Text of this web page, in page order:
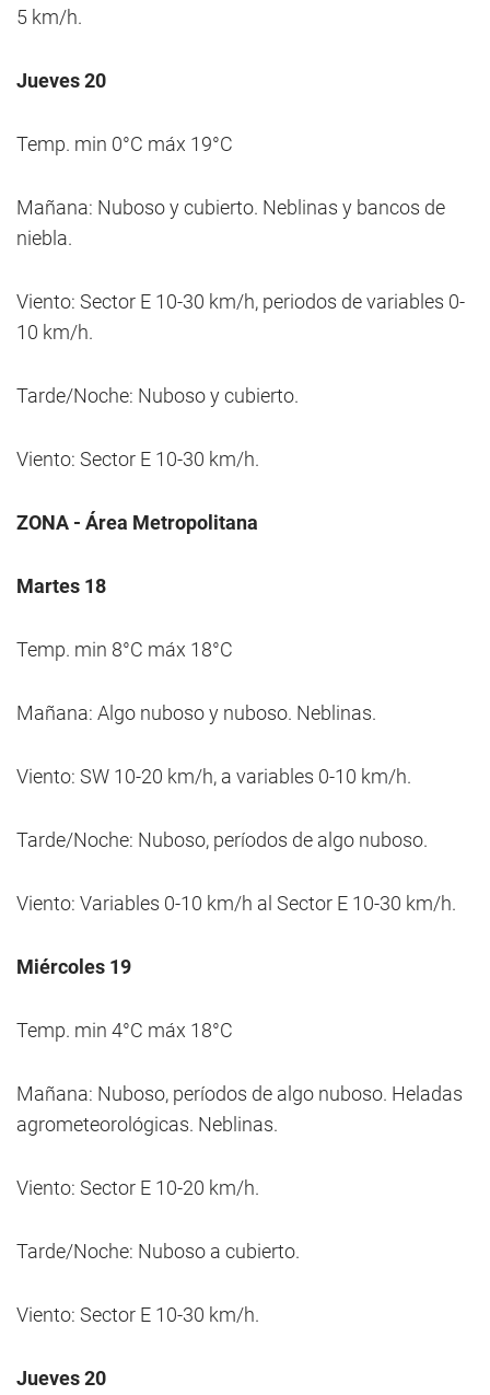
5 km/h.
Jueves 20
Temp. min 0°C máx 19°C
Mañana: Nuboso y cubierto. Neblinas y bancos de
niebla.
Viento: Sector E 10-30 km/h, periodos de variables 0-
10 km/h.
Tarde/Noche: Nuboso y cubierto.
Viento: Sector E 10-30 km/h.
ZONA - Área Metropolitana
Martes 18
Temp. min 8°C máx 18°C
Mañana: Algo nuboso y nuboso. Neblinas.
Viento: SW 10-20 km/h, a variables 0-10 km/h.
Tarde/Noche: Nuboso, períodos de algo nuboso.
Viento: Variables 0-10 km/h al Sector E 10-30 km/h.
Miércoles 19
Temp. min 4°C máx 18°C
Mañana: Nuboso, períodos de algo nuboso. Heladas
agrometeorológicas. Neblinas.
Viento: Sector E 10-20 km/h.
Tarde/Noche: Nuboso a cubierto.
Viento: Sector E 10-30 km/h.
Jueves 20